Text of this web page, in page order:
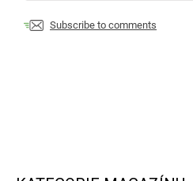
Subscribe to comments